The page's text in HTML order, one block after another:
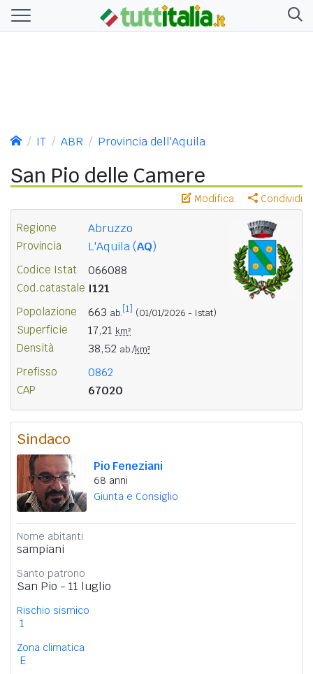
IT ABR Provincia dell'Aquila
San Pio delle Camere
Modifica Condividi
Regione Abruzzo
Provincia L'Aquila (AQ)
Codice Istat 066088
Cod.catastale I121
Popolazione 663 ab. [1] (01/01/2026 - Istat)
Superficie 17,21 km²
Densità 38,52 ab./km²
Prefisso 0862
CAP 67020
Sindaco
Pio Feneziani
68 anni
Giunta e Consiglio
Nome abitanti
sampiani
Santo patrono
San Pio - 11 luglio
Rischio sismico
1
Zona climatica
E